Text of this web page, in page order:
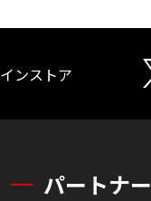
ンストア
パートナー